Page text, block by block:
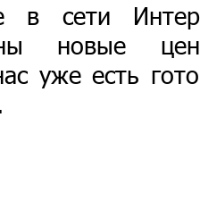
в сети
новые
уже есть